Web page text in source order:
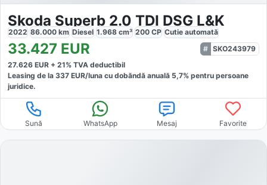
Skoda Superb 2.0 TDI DSG L&K
2022 86.000 km Diesel 1.968 cm³ 200 CP Cutie automată
33.427 EUR
SKO243979
27.626 EUR + 21% TVA deductibil
Leasing de la 337 EUR/luna cu dobăndă anuală 5,7% pentru persoane
juridice.
Sună WhatsApp Mesaj Favorite